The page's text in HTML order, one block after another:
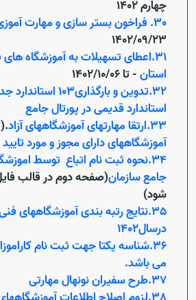
Open
Open
Open
چهارم 1402
30. فراخون بستر سازی و مهارت آموزی
1402/09/23
31.اعطای تسهیلات به آموزشگاه
استان- تا 1402/10/06
استاندارد قدیمی در پورتال جامع
33.ارتقا مهارتهای آموزشگاههای آزاد
.(
آموزشگاههای دارای مجوز و مورد
34.نحوه ثبت نام اتباع توسط
جامع سازمان
شود)
35.نتایج رتبه بندی آموزشگاههای
درسال1402
36.شناسه یکتا جهت ثبت نام
می باشد.
37.طرح سفیران نونهال مهارتی